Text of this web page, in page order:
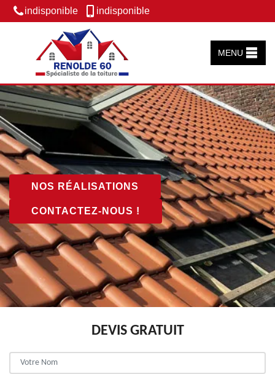
indisponible indisponible
MENU
NOS RÉALISATIONS
CONTACTEZ-NOUS !
DEVIS GRATUIT